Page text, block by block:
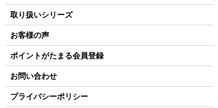
取り扱いシリーズ
お客様の声
ポイントがたまる会員登録
お問い合わせ
プライバシーポリシー